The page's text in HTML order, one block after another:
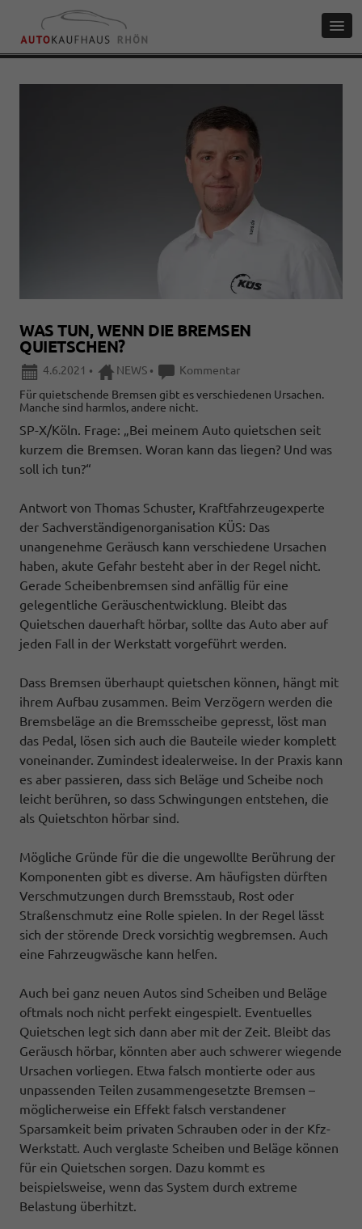
WAS TUN, WENN DIE BREMSEN
QUIETSCHEN?
4.6.2021 • NEWS •
Kommentar
Für quietschende Bremsen gibt es verschiedenen Ursachen.
Manche sind harmlos, andere nicht.
SP-X/Köln. Frage: „Bei meinem Auto quietschen seit
kurzem die Bremsen. Woran kann das liegen? Und was
soll ich tun?“
Antwort von Thomas Schuster, Kraftfahrzeugexperte
der Sachverständigenorganisation KÜS: Das
unangenehme Geräusch kann verschiedene Ursachen
haben, akute Gefahr besteht aber in der Regel nicht.
Gerade Scheibenbremsen sind anfällig für eine
gelegentliche Geräuschentwicklung. Bleibt das
Quietschen dauerhaft hörbar, sollte das Auto aber auf
jeden Fall in der Werkstatt vorgeführt werden.
Dass Bremsen überhaupt quietschen können, hängt mit
ihrem Aufbau zusammen. Beim Verzögern werden die
Bremsbeläge an die Bremsscheibe gepresst, löst man
das Pedal, lösen sich auch die Bauteile wieder komplett
voneinander. Zumindest idealerweise. In der Praxis kann
es aber passieren, dass sich Beläge und Scheibe noch
leicht berühren, so dass Schwingungen entstehen, die
als Quietschton hörbar sind.
Mögliche Gründe für die die ungewollte Berührung der
Komponenten gibt es diverse. Am häufigsten dürften
Verschmutzungen durch Bremsstaub, Rost oder
Straßenschmutz eine Rolle spielen. In der Regel lässt
sich der störende Dreck vorsichtig wegbremsen. Auch
eine Fahrzeugwäsche kann helfen.
Auch bei ganz neuen Autos sind Scheiben und Beläge
oftmals noch nicht perfekt eingespielt. Eventuelles
Quietschen legt sich dann aber mit der Zeit. Bleibt das
Geräusch hörbar, könnten aber auch schwerer wiegende
Ursachen vorliegen. Etwa falsch montierte oder aus
unpassenden Teilen zusammengesetzte Bremsen –
möglicherweise ein Effekt falsch verstandener
Sparsamkeit beim privaten Schrauben oder in der Kfz-
Werkstatt. Auch verglaste Scheiben und Beläge können
für ein Quietschen sorgen. Dazu kommt es
beispielsweise, wenn das System durch extreme
Belastung überhitzt.